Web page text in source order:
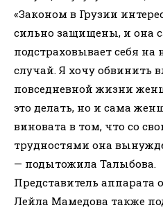
«Законом в Грузии
сильно защищены, и она
подстраховывает себя
случай. Я хочу обвинить
повседневной жизни
это делать, но и сама
виновата в том, что со
трудностями она
— подытожила Талыбова.
Представитель аппарата
Лейла Мамедова также